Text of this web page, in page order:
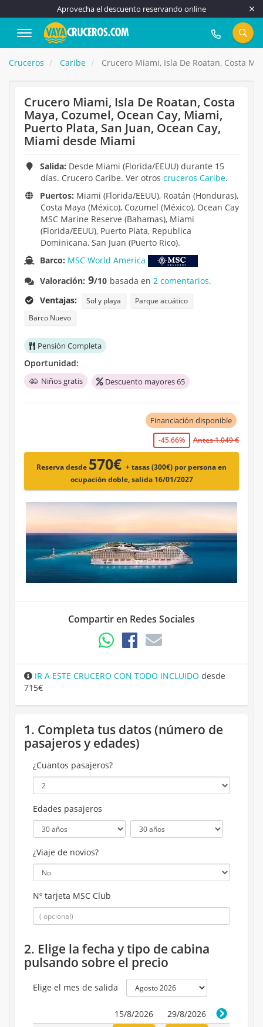
Aprovecha el descuento reservando online
917 815 555
Cruceros Caribe Crucero Miami, Isla De Roatan, Costa
Crucero Miami, Isla De Roatan, Costa
Maya, Cozumel, Ocean Cay, Miami,
Puerto Plata, San Juan, Ocean Cay,
Miami desde Miami
Salida: Desde Miami (Florida/EEUU) durante 15
días. Crucero Caribe. Ver otros cruceros Caribe.
Puertos: Miami (Florida/EEUU), Roatán (Honduras),
Costa Maya (México), Cozumel (México), Ocean Cay
MSC Marine Reserve (Bahamas), Miami
(Florida/EEUU), Puerto Plata, Republica
Dominicana, San Juan (Puerto Rico).
Barco: MSC World America
Valoración: 9/10 basada en2 comentarios.
Ventajas:
Sol y playa
Parque acuático
Barco Nuevo
Pensión Completa
Oportunidad:
Niños gratis Descuento mayores 65
Financiación disponible
-45.66% Antes 1.049 €
Reserva desde 570€ + tasas (300€) por persona en
ocupación doble, salida 16/01/2027
Compartir en Redes Sociales
IR A ESTE CRUCERO CON TODO INCLUIDO desde
715€
1. Completa tus datos (número de
pasajeros y edades)
¿Cuantos pasajeros?
Edades pasajeros
¿Viaje de novios?
Nº tarjeta MSC Club
2. Elige la fecha y tipo de cabina
pulsando sobre el precio
Elige el mes de salida
15/8/2026
29/8/2026